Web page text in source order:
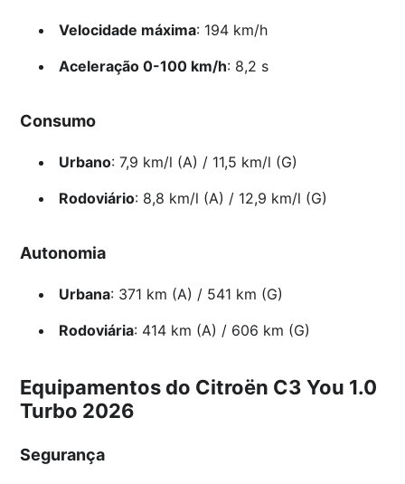
Velocidade máxima: 194 km/h
Aceleração 0-100 km/h: 8,2 s
Consumo
Urbano: 7,9 km/l (A) / 11,5 km/l (G)
Rodoviário: 8,8 km/l (A) / 12,9 km/l (G)
Autonomia
Urbana: 371 km (A) / 541 km (G)
Rodoviária: 414 km (A) / 606 km (G)
Equipamentos do Citroën C3 You 1.0
Turbo 2026
Segurança